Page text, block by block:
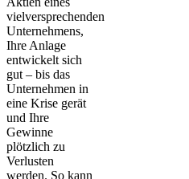
vielversprechenden
Unternehmens,
Ihre Anlage
entwickelt sich
gut – bis das
Unternehmen in
eine Krise gerät
und Ihre
Gewinne
plötzlich zu
Verlusten
werden. So kann